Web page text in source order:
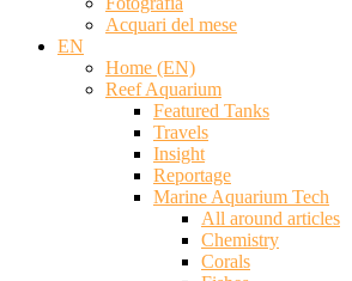
Acquari del mese
EN
Home (EN)
Reef Aquarium
Featured Tanks
Travels
Insight
Reportage
Marine Aquarium Tech
All around articles
Chemistry
Corals